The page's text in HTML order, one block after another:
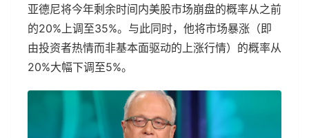
亚德尼将今年剩余时间内美股市场崩盘的概率从之前
的20%上调至35%。与此同时，他将市场暴涨（即
由投资者热情而非基本面驱动的上涨行情）的概率从
20%大幅下调至5%。